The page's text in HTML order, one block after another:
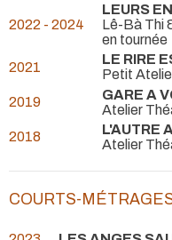
2022 - 2024
LEURS
Lê-Bà Thi
en tournée
2021
LE RIRE
Petit
2019
GARE A
Atelier
2018
L'AUTRE
Atelier
COURTS-